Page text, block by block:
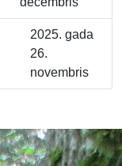
2025. gada
26.
novembris